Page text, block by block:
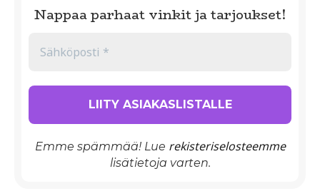
Nappaa parhaat vinkit ja tarjoukset!
Emme spämmää! Lue rekisteriselosteemme
lisätietoja varten.